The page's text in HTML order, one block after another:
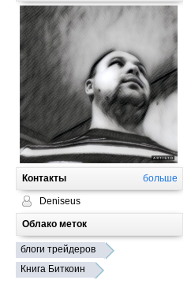
Контакты больше
Deniseus
Облако меток
блоги трейдеров
Книга Биткоин